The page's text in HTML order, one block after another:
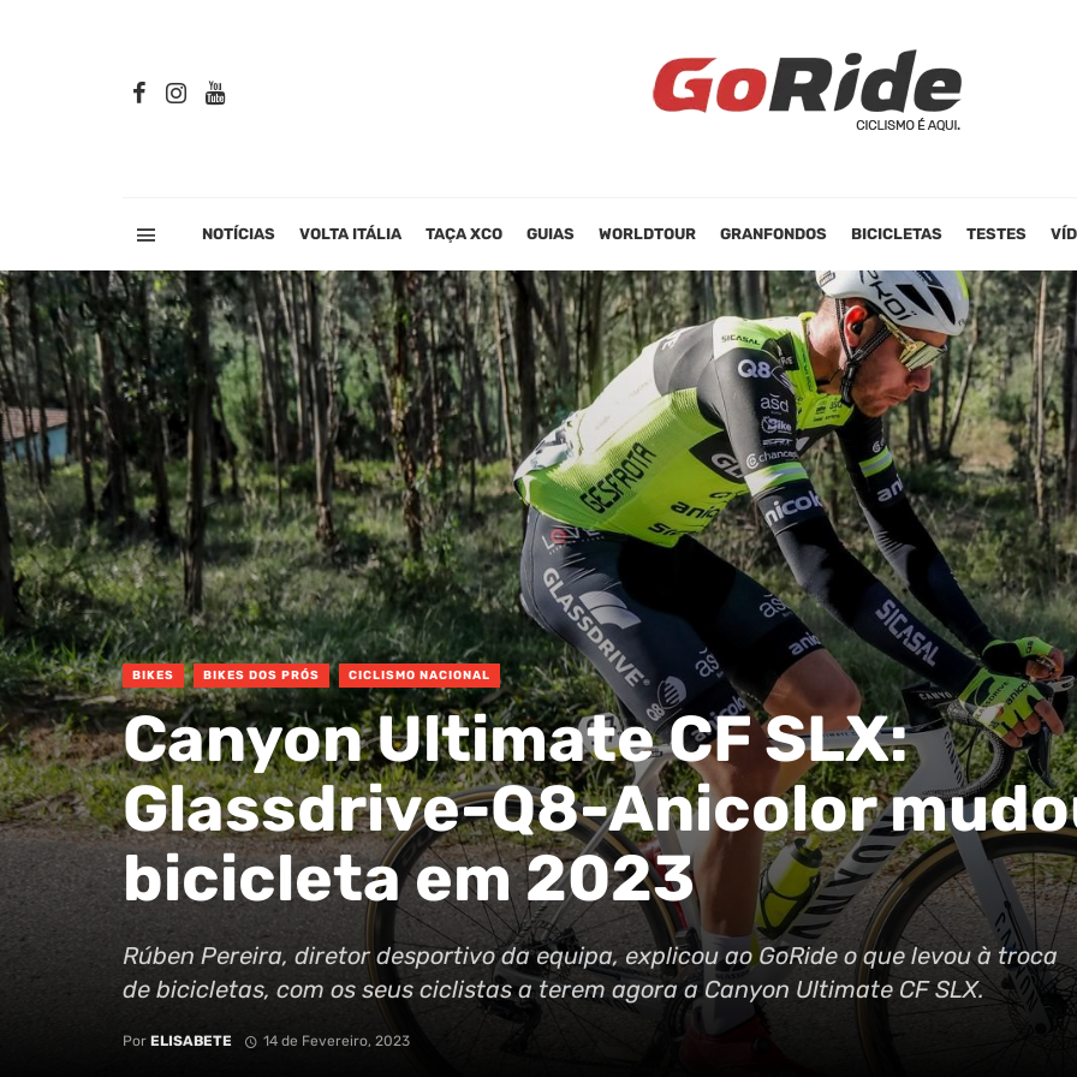
NOTÍCIAS VOLTA ITÁLIA TAÇA XCO GUIAS WORLDTOUR GRANFONDOS BICICLETAS TESTES
BIKES BIKES DOS PRÓS CICLISMO NACIONAL
Canyon Ultimate CF SLX:
Glassdrive-Q8-Anicolor
bicicleta em 2023
Rúben Pereira, diretor desportivo da equipa, explicou ao GoRide o que levou à troca
de bicicletas, com os seus ciclistas a terem agora a Canyon Ultimate CF SLX.
Por ELISABETE 14 de Fevereiro, 2023